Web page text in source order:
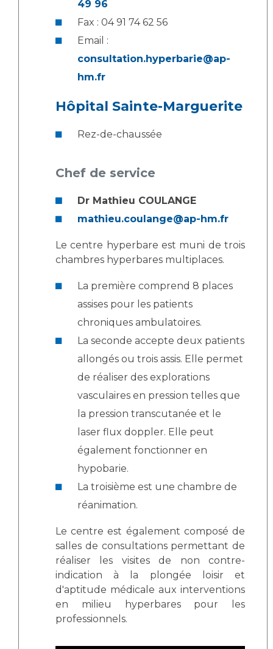
Salon des familles
Transports sanitaires
Vos droits, vos devoirs
Pôle Médecine Physique et Réadaptation
Charte Romain Jacob
Médecine nucléaire
Maladies rares
Maternité Hôpital Nord
Vos représentants
La Commission Des Usagers (CDU)
Les Comités Locaux des Usagers
Le projet des usagers
Qualité
Nos indicateurs qualité et de sécurité des soins
Les structures de recherche
Adresser un patient
Médicale
Radiologie / Imagerie
Cancérologie
Anatomie et Cytologie Pathologiques
Adresser un examen au Laboratoire d'Infectiologie
Centres de référence Maladies Rares
Plateforme d'Expertise Maladies Rares
Presse / Multimédia
Communiqués de presse
Dossiers de presse
Médiathèque
Fournisseurs
Rôles et missions
Liste des marchés conclus
Documents utiles
49 96
Fax : 04 91 74 62 56
Email :
consultation.hyperbarie@ap-
hm.fr
Hôpital Sainte-Marguerite
Rez-de-chaussée
Chef de service
Dr Mathieu COULANGE
mathieu.coulange@ap-hm.fr
Le centre hyperbare est muni de trois
chambres hyperbares multiplaces.
La première comprend 8 places
assises pour les patients
chroniques ambulatoires.
La seconde accepte deux patients
allongés ou trois assis. Elle permet
de réaliser des explorations
vasculaires en pression telles que
la pression transcutanée et le
laser flux doppler. Elle peut
également fonctionner en
hypobarie.
La troisième est une chambre de
réanimation.
Le centre est également composé de
salles de consultations permettant de
réaliser les visites de non contre-
indication à la plongée loisir et
d'aptitude médicale aux interventions
en milieu hyperbares pour les
professionnels.